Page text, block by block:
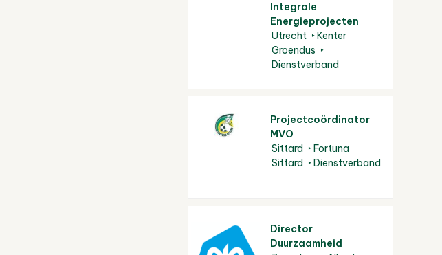
Integrale
Energieprojecten
Utrecht
Kenter
Groendus
Dienstverband
Projectcoördinator
MVO
Sittard
Fortuna
Sittard
Dienstverband
Director
Duurzaamheid